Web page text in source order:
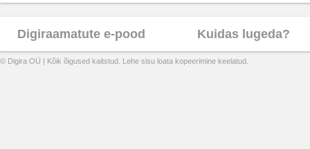
Digiraamatute e-pood Kuidas lugeda?
© Digira OÜ | Kõik õigused kaitstud. Lehe sisu loata kopeerimine keelatud.